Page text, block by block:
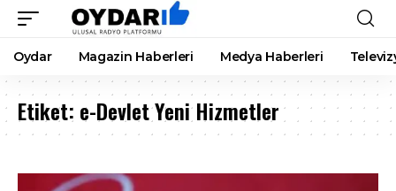
Oydar Magazin Haberleri Medya Haberleri
Etiket: e-Devlet Yeni Hizmetler